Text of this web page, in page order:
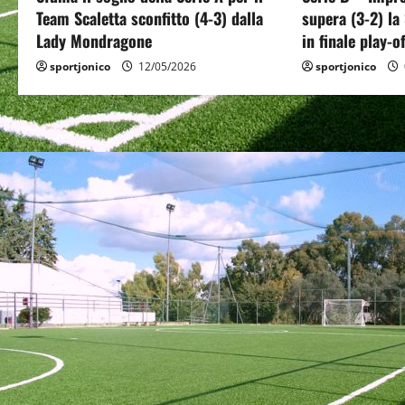
a
t
i
o
n
Team Scaletta sconfitto (4-3) dalla
Lady Mondragone
sportjonico 12/05/2026
supera (3-2) la
in finale play-
sportjonico